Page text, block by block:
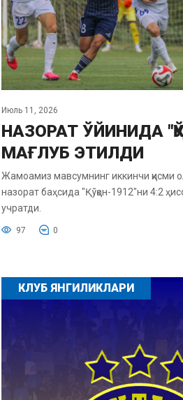
Июль 11, 2026
НАЗОРАТ ЎЙИНИДА
МАҒЛУБ ЭТИЛДИ
Жамоамиз мавсумнинг иккинчи қисми
назорат баҳсида "Қўқон-1912"ни 4:2
учратди.
97 0
КЛУБ ЯНГИЛИКЛАРИ